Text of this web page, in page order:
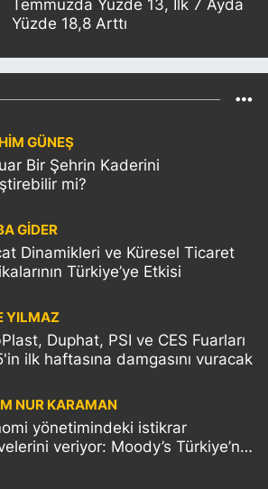
Temmuzda Yüzde 13, İlk 7 Ayda
Yüzde 18,8 Arttı
GÜNEŞ
Bir Şehrin Kaderini
mi?
GİDER
Dinamikleri ve Küresel Ticaret
Türkiye’ye Etkisi
YILMAZ
Duphat, PSI ve CES Fuarları
ilk haftasına damgasını vuracak
NUR KARAMAN
yönetimindeki istikrar
veriyor: Moody’s Türkiye’nin